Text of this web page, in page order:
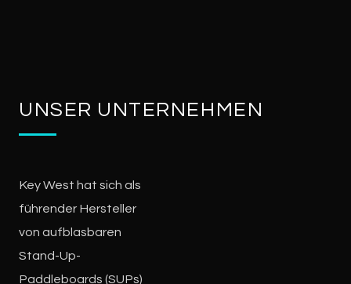
UNSER UNTERNEHMEN
Key West hat sich als
führender Hersteller
von aufblasbaren
Stand-Up-
Paddleboards (SUPs)